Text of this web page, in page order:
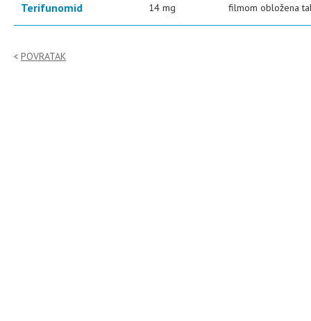
Terifunomid 14 mg filmom obložena
POVRATAK